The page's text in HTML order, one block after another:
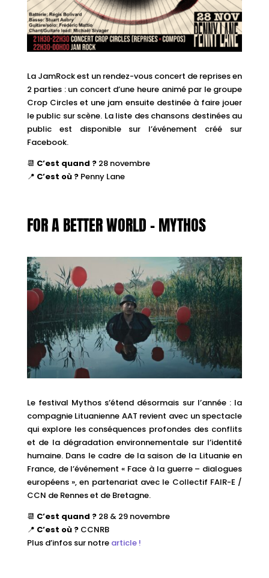
La JamRock est un rendez-vous concert de reprises en
2 parties : un concert d’une heure animé par le groupe
Crop Circles et une jam ensuite destinée à faire jouer
le public sur scène. La liste des chansons destinées au
public est disponible sur l’événement créé sur
Facebook.
📆 C’est quand ?28 novembre
📍 C’est où ?Penny Lane
FOR A BETTER WORLD – MYTHOS
Le festival Mythos s’étend désormais sur l’année : la
compagnie Lituanienne AAT revient avec un spectacle
qui explore les conséquences profondes des conflits
et de la dégradation environnementale sur l’identité
humaine. Dans le cadre de la saison de la Lituanie en
France, de l’événement « Face à la guerre – dialogues
européens », en partenariat avec le Collectif FAIR-E /
CCN de Rennes et de Bretagne.
📆 C’est quand ? 28 & 29 novembre
📍 C’est où ?CCNRB
Plus d’infos sur notre article !